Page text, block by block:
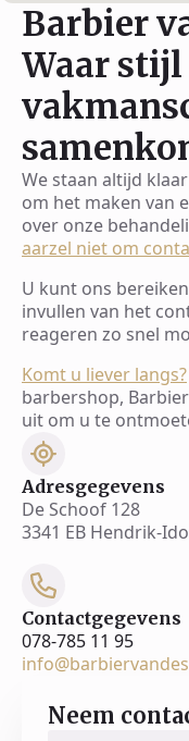
Barbier
Waar stijl
We staan altijd
om het maken van
over onze
aarzel niet om
U kunt ons
invullen van het
reageren zo snel
Komt u liever langs?
barbershop,
uit om u te
Adresgegevens
De Schoof 128
3341 EB Hendrik-
Contactgegevens
078-785 11 95
Neem